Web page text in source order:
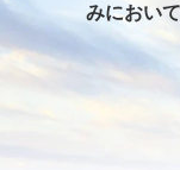
みにおい